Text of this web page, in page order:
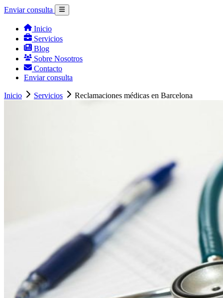
Enviar consulta
Inicio
Servicios
Blog
Sobre Nosotros
Contacto
Enviar consulta
Inicio Servicios Reclamaciones médicas en Barcelona